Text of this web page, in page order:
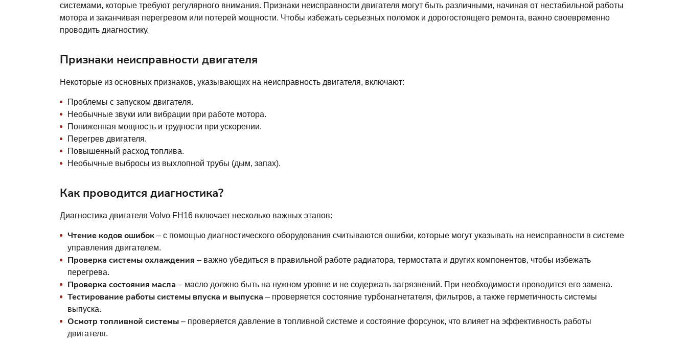
системами, которые требуют регулярного внимания. Признаки неисправности двигателя могут быть различными, начиная от нестабильной работы
мотора и заканчивая перегревом или потерей мощности. Чтобы избежать серьезных поломок и дорогостоящего ремонта, важно своевременно
проводить диагностику.
Признаки неисправности двигателя
Некоторые из основных признаков, указывающих на неисправность двигателя, включают:
Проблемы с запуском двигателя.
Необычные звуки или вибрации при работе мотора.
Пониженная мощность и трудности при ускорении.
Перегрев двигателя.
Повышенный расход топлива.
Необычные выбросы из выхлопной трубы (дым, запах).
Как проводится диагностика?
Диагностика двигателя Volvo FH16 включает несколько важных этапов:
Чтение кодов ошибок – с помощью диагностического оборудования считываются ошибки, которые могут указывать на неисправности в системе
управления двигателем.
Проверка системы охлаждения – важно убедиться в правильной работе радиатора, термостата и других компонентов, чтобы избежать
перегрева.
Проверка состояния масла – масло должно быть на нужном уровне и не содержать загрязнений. При необходимости проводится его замена.
Тестирование работы системы впуска и выпуска – проверяется состояние турбонагнетателя, фильтров, а также герметичность системы
выпуска.
Осмотр топливной системы – проверяется давление в топливной системе и состояние форсунок, что влияет на эффективность работы
двигателя.